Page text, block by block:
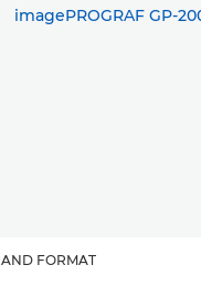
FORMAT